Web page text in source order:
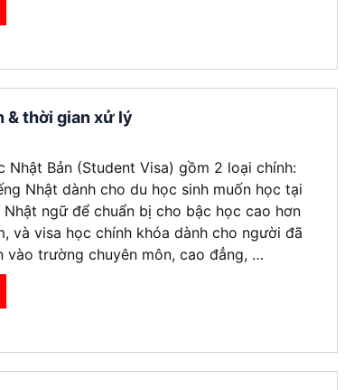
& thời gian xử lý
Nhật Bản (Student Visa) gồm 2 loại chính:
Nhật dành cho du học sinh muốn học tại
ngữ để chuẩn bị cho bậc học cao hơn
và visa học chính khóa dành cho người đã
vào trường chuyên môn, cao đẳng, …